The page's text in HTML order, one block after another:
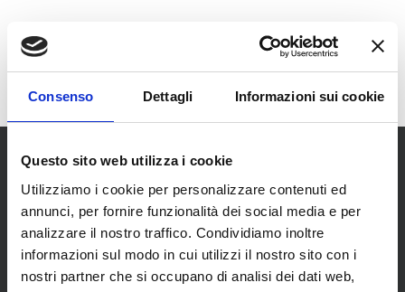
Consenso Dettagli Informazioni sui cookie
Questo sito web utilizza i cookie
Utilizziamo i cookie per personalizzare contenuti ed
annunci, per fornire funzionalità dei social media e per
analizzare il nostro traffico. Condividiamo inoltre
informazioni sul modo in cui utilizzi il nostro sito con i
nostri partner che si occupano di analisi dei dati web,
SCOPRI I NOSTRI CENTRI